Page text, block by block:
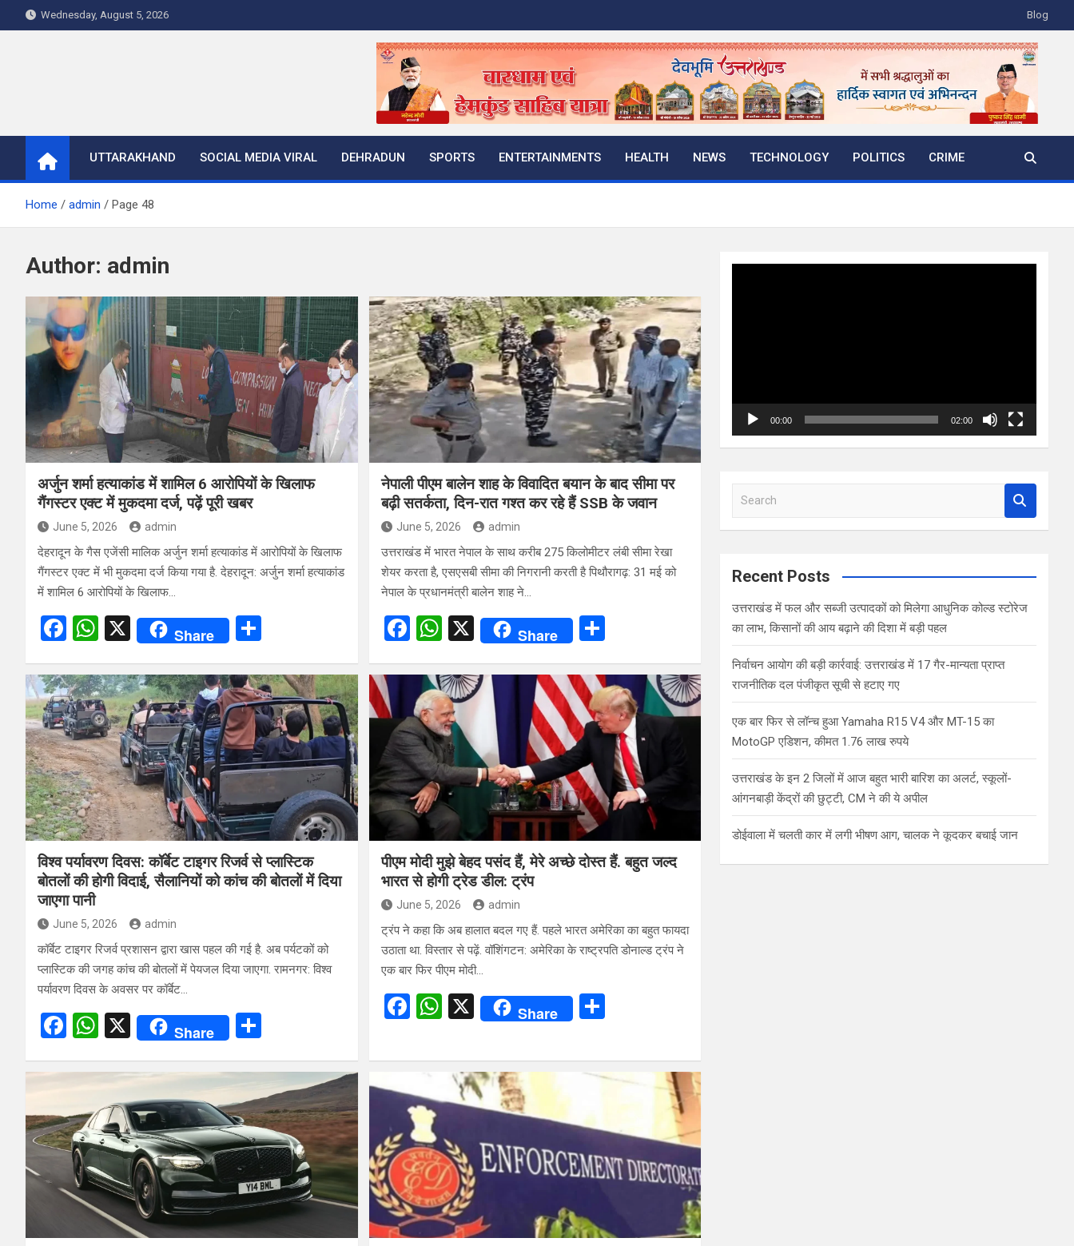
to
Wednesday, August 5, 2026 Blog
UTTARAKHAND SOCIAL MEDIA VIRAL DEHRADUN SPORTS ENTERTAINMENTS HEALTH NEWS TECHNOLOGY POLITICS CRIME
Home admin Page 48
Author: admin
अर्जुन शर्मा हत्याकांड में शामिल 6 आरोपियों के खिलाफ
गैंगस्टर एक्ट में मुकदमा दर्ज, पढ़ें पूरी खबर
June 5, 2026 admin
देहरादून के गैस एजेंसी मालिक अर्जुन शर्मा हत्याकांड में आरोपियों के खिलाफ
गैंगस्टर एक्ट में भी मुकदमा दर्ज किया गया है. देहरादून: अर्जुन शर्मा हत्याकांड
में शामिल 6 आरोपियों के खिलाफ…
F
ce
b
o
o
k
W
at
s
A
p
p
X Share
ar
e
नेपाली पीएम बालेन शाह के विवादित बयान के बाद सीमा पर
बढ़ी सतर्कता, दिन-रात गश्त कर रहे हैं SSB के जवान
June 5, 2026 admin
उत्तराखंड में भारत नेपाल के साथ करीब 275 किलोमीटर लंबी सीमा रेखा
शेयर करता है, एसएसबी सीमा की निगरानी करती है पिथौरागढ़: 31 मई को
नेपाल के प्रधानमंत्री बालेन शाह ने…
F
ce
b
o
o
k
W
at
s
A
p
p
X Share
S
ar
e
विश्व पर्यावरण दिवस: कॉर्बेट टाइगर रिजर्व से प्लास्टिक
बोतलों की होगी विदाई, सैलानियों को कांच की बोतलों में दिया
जाएगा पानी
June 5, 2026 admin
कॉर्बेट टाइगर रिजर्व प्रशासन द्वारा खास पहल की गई है. अब पर्यटकों को
प्लास्टिक की जगह कांच की बोतलों में पेयजल दिया जाएगा. रामनगर: विश्व
पर्यावरण दिवस के अवसर पर कॉर्बेट…
F
ce
o
o
k
W
at
s
A
p
p
X Share
ar
e
पीएम मोदी मुझे बेहद पसंद हैं, मेरे अच्छे दोस्त हैं. बहुत जल्द
भारत से होगी ट्रेड डील: ट्रंप
June 5, 2026 admin
ट्रंप ने कहा कि अब हालात बदल गए हैं. पहले भारत अमेरिका का बहुत फायदा
उठाता था. विस्तार से पढ़ें. वॉशिंगटन: अमेरिका के राष्ट्रपति डोनाल्ड ट्रंप ने
एक बार फिर पीएम मोदी…
F
ce
o
o
k
W
at
s
A
p
p
X Share
S
ar
e
00:00 02:00
a
c
Recent Posts
उत्तराखंड में फल और सब्जी उत्पादकों को मिलेगा आधुनिक कोल्ड स्टोरेज
का लाभ, किसानों की आय बढ़ाने की दिशा में बड़ी पहल
निर्वाचन आयोग की बड़ी कार्रवाई: उत्तराखंड में 17 गैर-मान्यता प्राप्त
राजनीतिक दल पंजीकृत सूची से हटाए गए
एक बार फिर से लॉन्च हुआ Yamaha R15 V4 और MT-15 का
MotoGP एडिशन, कीमत 1.76 लाख रुपये
उत्तराखंड के इन 2 जिलों में आज बहुत भारी बारिश का अलर्ट, स्कूलों-
आंगनबाड़ी केंद्रों की छुट्टी, CM ने की ये अपील
डोईवाला में चलती कार में लगी भीषण आग, चालक ने कूदकर बचाई जान